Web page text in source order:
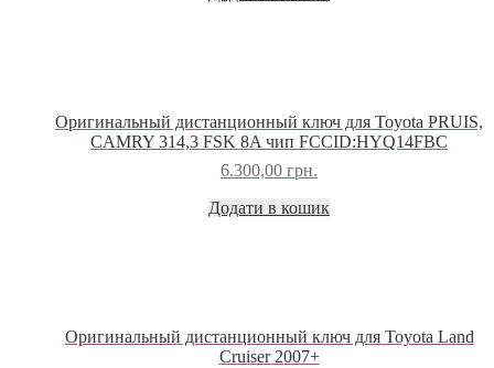
Оригинальный дистанционный ключ для Toyota PRUIS,
CAMRY 314,3 FSK 8A чип FCCID:HYQ14FBC
6.300,00 грн.
Додати в кошик
Оригинальный дистанционный ключ для Toyota Land
Cruiser 2007+